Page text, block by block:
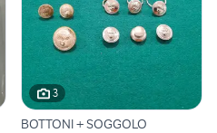
3
BOTTONI + SOGGOLO